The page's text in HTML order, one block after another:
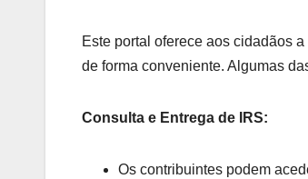
Este portal oferece aos cidadãos
de forma conveniente. Algumas
Consulta e Entrega de IRS:
Os contribuintes podem